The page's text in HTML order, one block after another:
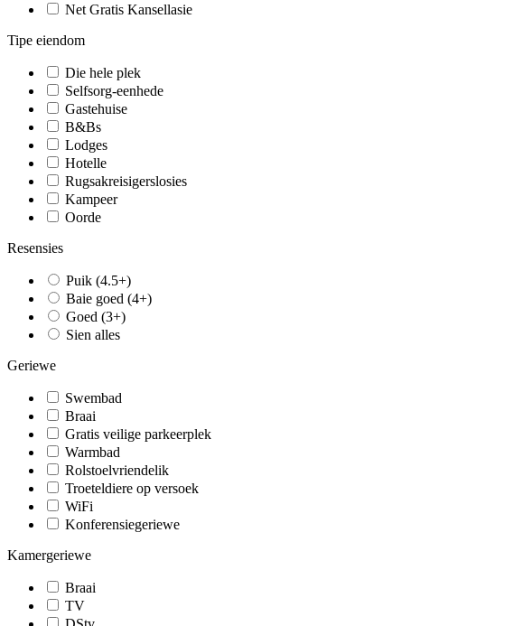
Net Gratis Kansellasie
Tipe eiendom
Die hele plek
Selfsorg-eenhede
Gastehuise
B&Bs
Lodges
Hotelle
Rugsakreisigerslosies
Kampeer
Oorde
Resensies
Puik (4.5+)
Baie goed (4+)
Goed (3+)
Sien alles
Geriewe
Swembad
Braai
Gratis veilige parkeerplek
Warmbad
Rolstoelvriendelik
Troeteldiere op versoek
WiFi
Konferensiegeriewe
Kamergeriewe
Braai
TV